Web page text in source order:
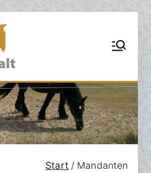
TIERRECHT
SANWALT:
Kanzlei für
Tierrecht
Tierhalterrecht,
Tierarztrecht,
Tierschutzrecht,
Grosstierrecht,
Hunderecht,
Nutztierrecht,
Tierzuchtrecht,
Ankaufsuntersuchun
Start Mandanten